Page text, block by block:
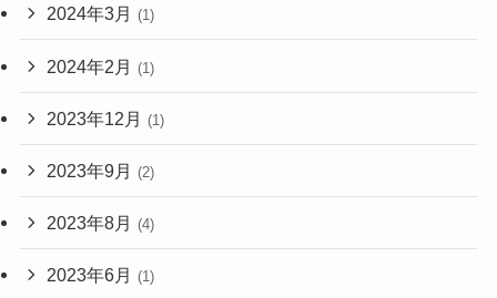
2024年3月 (1)
2024年2月 (1)
2023年12月 (1)
2023年9月 (2)
2023年8月 (4)
2023年6月 (1)